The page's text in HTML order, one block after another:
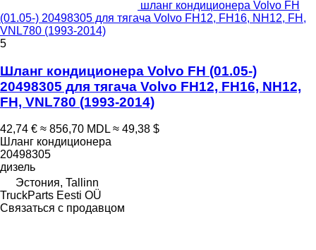
шланг кондиционера Volvo FH
(01.05-) 20498305 для тягача Volvo FH12, FH16, NH12, FH,
VNL780 (1993-2014)
5
Шланг кондиционера Volvo FH (01.05-)
20498305 для тягача Volvo FH12, FH16, NH12,
FH, VNL780 (1993-2014)
42,74 € ≈ 856,70 MDL ≈ 49,38 $
Шланг кондиционера
20498305
дизель
Эстония, Tallinn
TruckParts Eesti OÜ
Связаться с продавцом